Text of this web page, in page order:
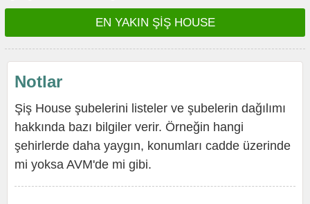
EN YAKIN ŞİŞ HOUSE
Notlar
Şiş House şubelerini listeler ve şubelerin dağılımı
hakkında bazı bilgiler verir. Örneğin hangi
şehirlerde daha yaygın, konumları cadde üzerinde
mi yoksa AVM'de mi gibi.